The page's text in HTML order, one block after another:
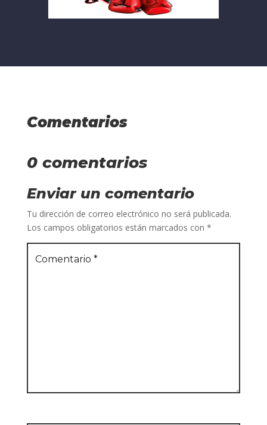
Comentarios
0 comentarios
Enviar un comentario
Tu dirección de correo electrónico no será publicada.
Los campos obligatorios están marcados con *